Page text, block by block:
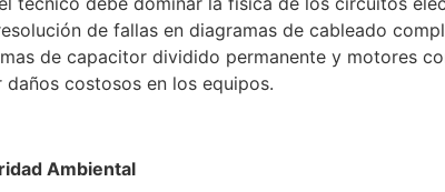
de fallas en diagramas de cableado
de capacitor dividido permanente y motores
costosos en los equipos.
Ambiental